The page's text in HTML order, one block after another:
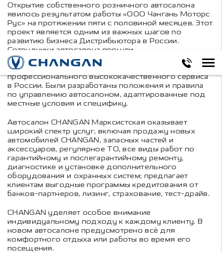
Открытие собственного розничного автосалона
явилось результатом работы «ООО Чангань Моторс
Рус» на протяжении пяти с половиной месяцев. Этот
проект является одним из важных шагов по
развитию бизнеса Дистрибьютора в России.
Сотрудники автосалона прошли
высококвалифицированную подготовку и обучение
в Китае, что обеспечивает предоставление более
профессионального высококачественного сервиса
в России. Были разработаны положения и правила
по управлению автосалоном, адаптированные под
местные условия и специфику.
Автосалон CHANGAN Марксистская оказывает
широкий спектр услуг, включая продажу новых
автомобилей CHANGAN, запасных частей и
аксессуаров, регулярное ТО, все виды работ по
гарантийному и послегарантийному ремонту,
диагностике и установке дополнительного
оборудования и охранных систем; предлагает
клиентам выгодные программы кредитования от
банков-партнеров, лизинг, страхование, тест-драйв.
CHANGAN уделяет особое внимание
индивидуальному подходу к каждому клиенту. В
новом автосалоне предусмотрено всё для
комфортного отдыха или работы во время его
посещения.